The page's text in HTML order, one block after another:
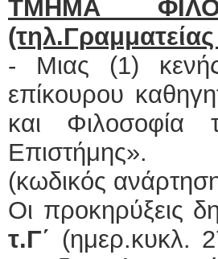
ΤΜΗΜΑ
- Μιας (1)
επίκουρου
και Φιλοσοφία
Επιστήμης».
(κωδικός
Οι προκηρύξεις
τ.Γ΄ (ημερ.κυκλ.